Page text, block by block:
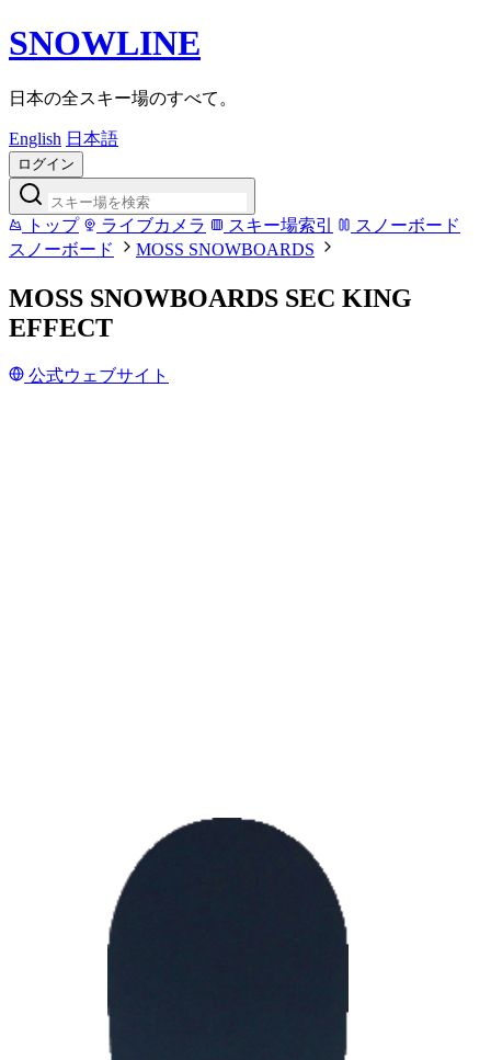
SNOWLINE
日本の全スキー場のすべて。
English 日本語
ログイン
トップ ライブカメラ スキー場索引
スノーボード
スノーボード
MOSS SNOWBOARDS
MOSS SNOWBOARDS SEC KING
EFFECT
公式ウェブサイト